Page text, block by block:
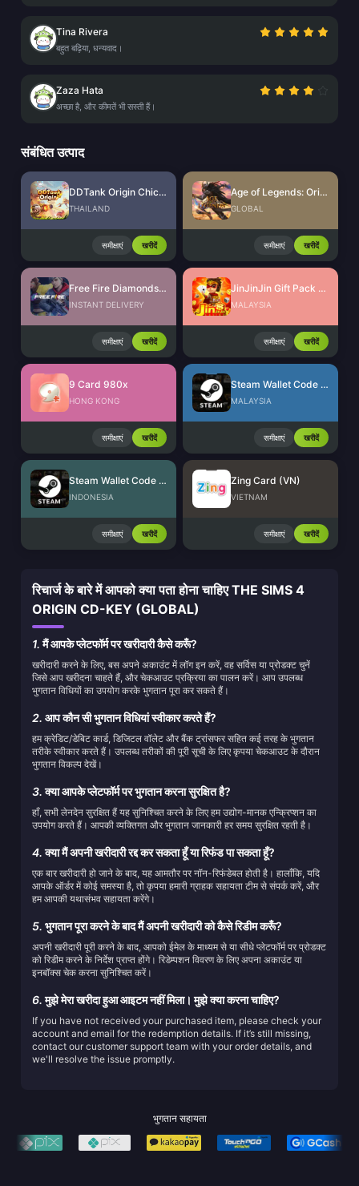
Tina Rivera
बहुत बढ़िया, धन्यवाद।
Zaza Hata
अच्छा है, और कीमतें भी सस्ती हैं।
संबंधित उत्पाद
DDTank Origin Chicken Coin
THAILAND
समीक्षाएं खरीदें
Age of Legends: Origin Diamonds
GLOBAL
समीक्षाएं खरीदें
Free Fire Diamonds EU + TR
INSTANT DELIVERY
समीक्षाएं खरीदें
JinJinJin Gift Pack Redeem Code
MALAYSIA
समीक्षाएं खरीदें
9 Card 980x
HONG KONG
समीक्षाएं खरीदें
Steam Wallet Code (MYR)
MALAYSIA
समीक्षाएं खरीदें
Steam Wallet Code (IDR)
INDONESIA
समीक्षाएं खरीदें
Zing Card (VN)
VIETNAM
समीक्षाएं खरीदें
रिचार्ज के बारे में आपको क्या पता होना चाहिए THE SIMS 4
ORIGIN CD-KEY (GLOBAL)
1.मैं आपके प्लेटफॉर्म पर खरीदारी कैसे करूँ?
खरीदारी करने के लिए, बस अपने अकाउंट में लॉग इन करें, वह सर्विस या प्रोडक्ट चुनें
जिसे आप खरीदना चाहते हैं, और चेकआउट प्रक्रिया का पालन करें। आप उपलब्ध
भुगतान विधियों का उपयोग करके भुगतान पूरा कर सकते हैं।
2. आप कौन सी भुगतान विधियां स्वीकार करते हैं?
हम क्रेडिट/डेबिट कार्ड, डिजिटल वॉलेट और बैंक ट्रांसफर सहित कई तरह के भुगतान
तरीके स्वीकार करते हैं। उपलब्ध तरीकों की पूरी सूची के लिए कृपया चेकआउट के दौरान
भुगतान विकल्प देखें।
3.क्या आपके प्लेटफॉर्म पर भुगतान करना सुरक्षित है?
हाँ, सभी लेनदेन सुरक्षित हैं यह सुनिश्चित करने के लिए हम उद्योग-मानक एन्क्रिप्शन का
उपयोग करते हैं। आपकी व्यक्तिगत और भुगतान जानकारी हर समय सुरक्षित रहती है।
4.क्या मैं अपनी खरीदारी रद्द कर सकता हूँ या रिफंड पा सकता हूँ?
एक बार खरीदारी हो जाने के बाद, यह आमतौर पर नॉन-रिफंडेबल होती है। हालाँकि, यदि
आपके ऑर्डर में कोई समस्या है, तो कृपया हमारी ग्राहक सहायता टीम से संपर्क करें, और
हम आपकी यथासंभव सहायता करेंगे।
5. भुगतान पूरा करने के बाद मैं अपनी खरीदारी को कैसे रिडीम करूँ?
अपनी खरीदारी पूरी करने के बाद, आपको ईमेल के माध्यम से या सीधे प्लेटफॉर्म पर प्रोडक्ट
को रिडीम करने के निर्देश प्राप्त होंगे। रिडेम्पशन विवरण के लिए अपना अकाउंट या
इनबॉक्स चेक करना सुनिश्चित करें।
6.मुझे मेरा खरीदा हुआ आइटम नहीं मिला। मुझे क्या करना चाहिए?
If you have not received your purchased item, please check your
account and email for the redemption details. If it’s still missing,
contact our customer support team with your order details, and
we'll resolve the issue promptly.
भुगतान सहायता